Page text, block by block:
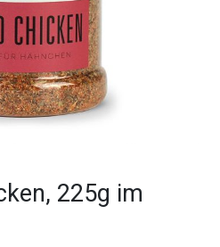
225g im